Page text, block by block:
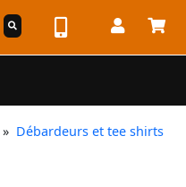
» Débardeurs et tee shirts